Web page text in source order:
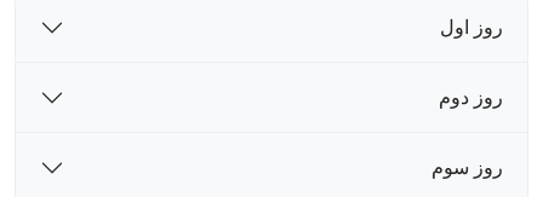
روز اول
روز دوم
روز سوم